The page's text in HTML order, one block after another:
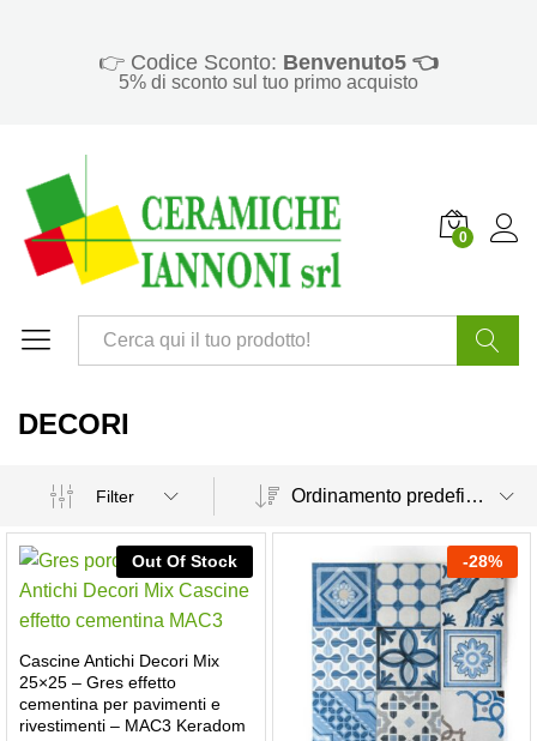
👉 Codice Sconto: Benvenuto5 👈
5% di sconto sul tuo primo acquisto
0
DECORI
Filter Ordinamento predefinito
Out Of Stock
Cascine Antichi Decori Mix
25×25 – Gres effetto
cementina per pavimenti e
rivestimenti – MAC3 Keradom
-28%